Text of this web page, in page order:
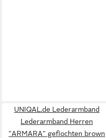
UNIQAL.de Lederarmband
Lederarmband Herren
"ARMARA" geflochten brown